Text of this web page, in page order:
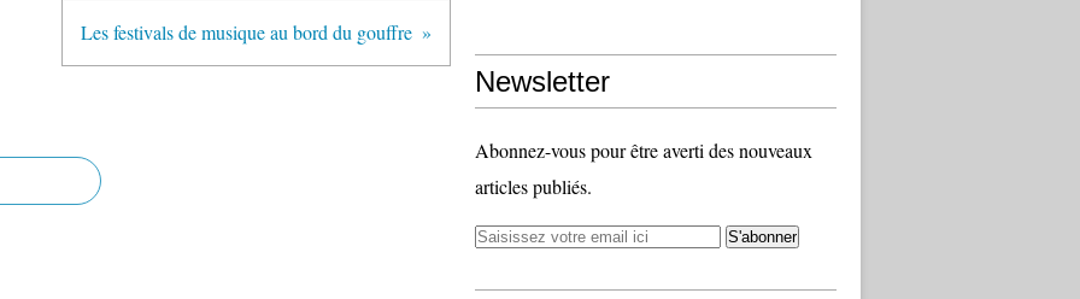
Les festivals de musique au bord du gouffre
Newsletter
Abonnez-vous pour être averti des nouveaux
articles publiés.